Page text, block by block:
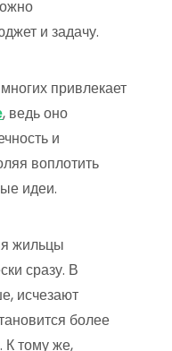
и задачу.
привлекает
, ведь оно
и
воплотить
идеи.
жильцы
сразу. В
исчезают
более
тому же,